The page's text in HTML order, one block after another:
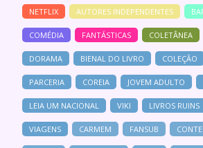
NETFLIX AUTORES INDEPENDENTES
COMÉDIA FANTÁSTICAS COLETÂNEA
DORAMA BIENAL DO LIVRO COLEÇÃO
PARCERIA COREIA JOVEM ADULTO
LEIA UM NACIONAL VIKI LIVROS RUINS
VIAGENS CARMEM FANSUB